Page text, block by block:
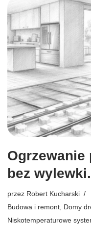
Ogrzewanie
bez wylewki.
przez Robert Kucharski
Budowa i remont Domy
Niskotemperaturowe